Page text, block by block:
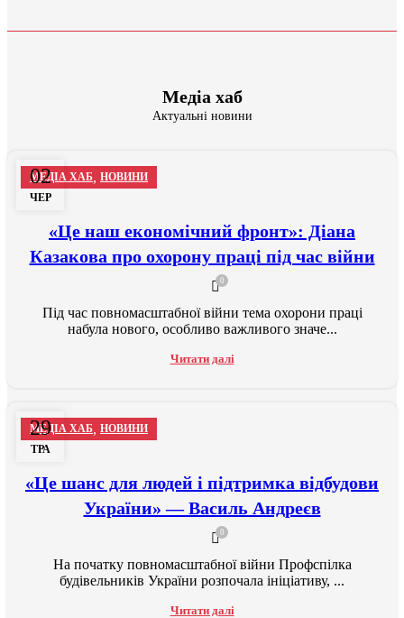
Медіа хаб
Актуальні новини
02
ЧЕР
МЕДІА ХАБ, НОВИНИ
«Це наш економічний фронт»: Діана
Казакова про охорону праці під час війни
0
Під час повномасштабної війни тема охорони праці
набула нового, особливо важливого значе...
Читати далі
29
ТРА
МЕДІА ХАБ, НОВИНИ
«Це шанс для людей і підтримка відбудови
України» — Василь Андреєв
0
На початку повномасштабної війни Профспілка
будівельників України розпочала ініціативу, ...
Читати далі